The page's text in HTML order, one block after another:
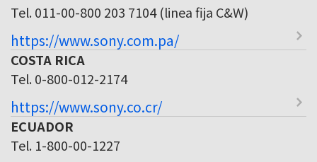
Tel. 011-00-800 203 7104 (linea fija C&W)
https://www.sony.com.pa/
COSTA RICA
Tel. 0-800-012-2174
https://www.sony.co.cr/
ECUADOR
Tel. 1-800-00-1227